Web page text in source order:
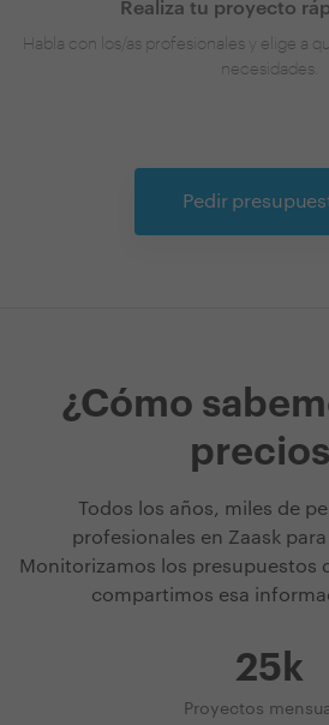
Realiza tu proyecto
Habla con los/as profesionales y elige a
necesidades.
Pedir
¿Cómo
Todos los años, miles de
profesionales en Zaask
Monitorizamos los presupuestos
compartimos esa
25k
Proyectos